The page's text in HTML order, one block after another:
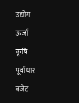
उद्योग
ऊर्जा
कृषि
पूर्वाधार
बजेट